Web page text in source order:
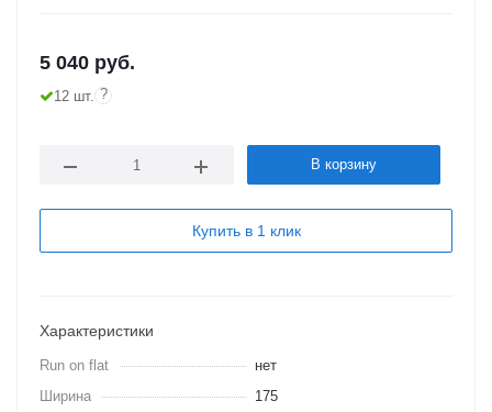
5 040 руб.
12 шт. ?
В корзину
Купить в 1 клик
Характеристики
Run on flat
нет
Ширина
175